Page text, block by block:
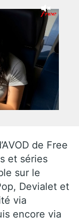
de Free
et séries
sur le
Devialet et
via
encore via